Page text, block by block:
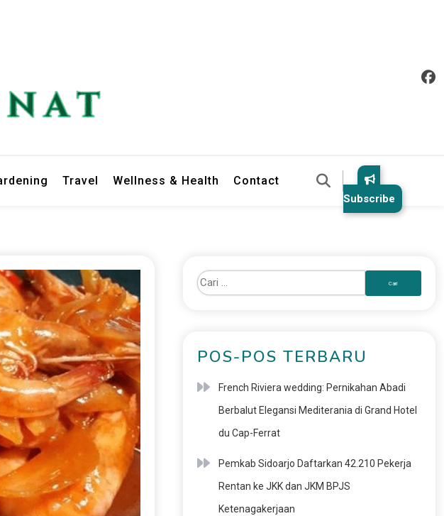
Travel Wellness & Health Contact
Subscribe
POS-POS TERBARU
French Riviera wedding: Pernikahan Abadi
Berbalut Elegansi Mediterania di Grand Hotel
du Cap-Ferrat
Pemkab Sidoarjo Daftarkan 42.210 Pekerja
Rentan ke JKK dan JKM BPJS
Ketenagakerjaan